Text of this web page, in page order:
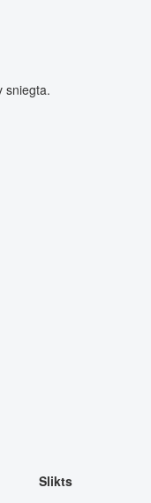
sniegta.
Slikts